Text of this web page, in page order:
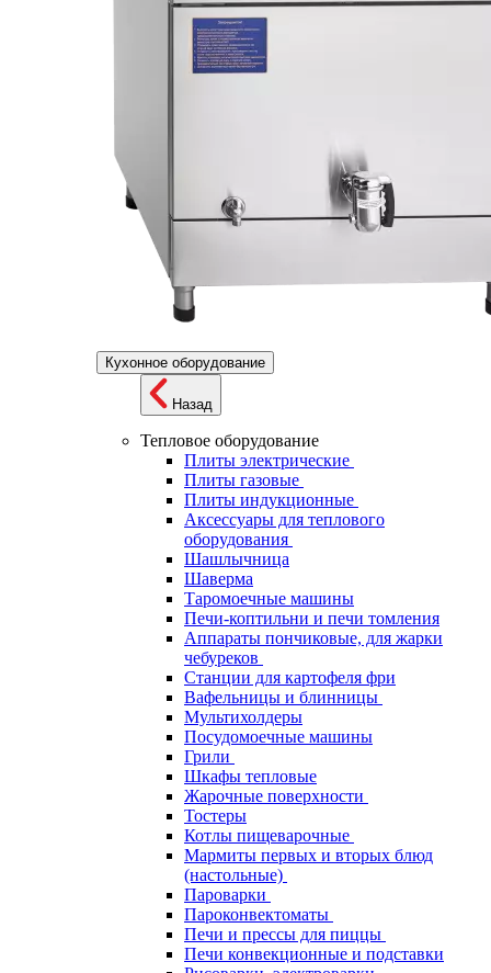
Кухонное оборудование
Назад
Тепловое оборудование
Плиты электрические
Плиты газовые
Плиты индукционные
Аксессуары для теплового
оборудования
Шашлычница
Шаверма
Таромоечные машины
Печи-коптильни и печи томления
Аппараты пончиковые, для жарки
чебуреков
Станции для картофеля фри
Вафельницы и блинницы
Мультихолдеры
Посудомоечные машины
Грили
Шкафы тепловые
Жарочные поверхности
Тостеры
Котлы пищеварочные
Мармиты первых и вторых блюд
(настольные)
Пароварки
Пароконвектоматы
Печи и прессы для пиццы
Печи конвекционные и подставки